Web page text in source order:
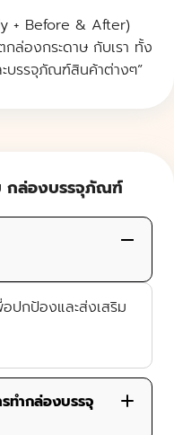
+ Before & After)
กล่องกระดาษ กับเรา ทั้ง
บรรจุภัณฑ์สินค้าต่างๆ”
กล่องบรรจุภัณฑ์
ปกป้องและส่งเสริม
ทำกล่องบรรจุ